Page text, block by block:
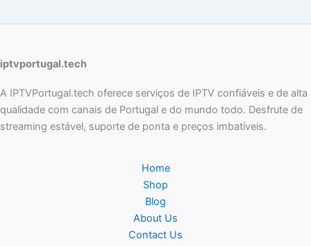
iptvportugal.tech
A IPTVPortugal.tech oferece serviços de IPTV confiáveis e de alta
qualidade com canais de Portugal e do mundo todo. Desfrute de
streaming estável, suporte de ponta e preços imbatíveis.
Home
Shop
Blog
About Us
Contact Us